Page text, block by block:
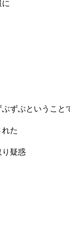
ずぶということ
た
り疑惑